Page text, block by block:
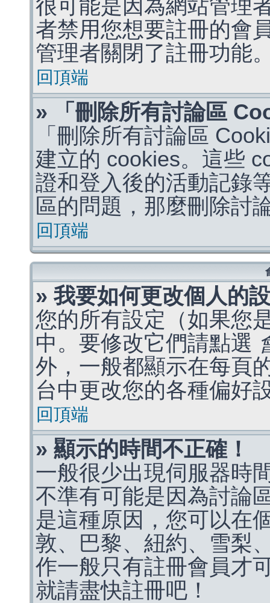
很可能是因為網站管理
者禁用您想要註冊的會
管理者關閉了註冊功能
回頂端
» 「刪除所有討論區
「刪除所有討論區
建立的 cookies。這些
證和登入後的活動記錄
區的問題，那麼刪除討
回頂端
» 我要如何更改個人的
您的所有設定（如果您
中。要修改它們請點選
外，一般都顯示在每頁
台中更改您的各種偏好
回頂端
» 顯示的時間不正確！
一般很少出現伺服器時
不準有可能是因為討論
是這種原因，您可以在
敦、巴黎、紐約、雪梨
作一般只有註冊會員才
就請盡快註冊吧！